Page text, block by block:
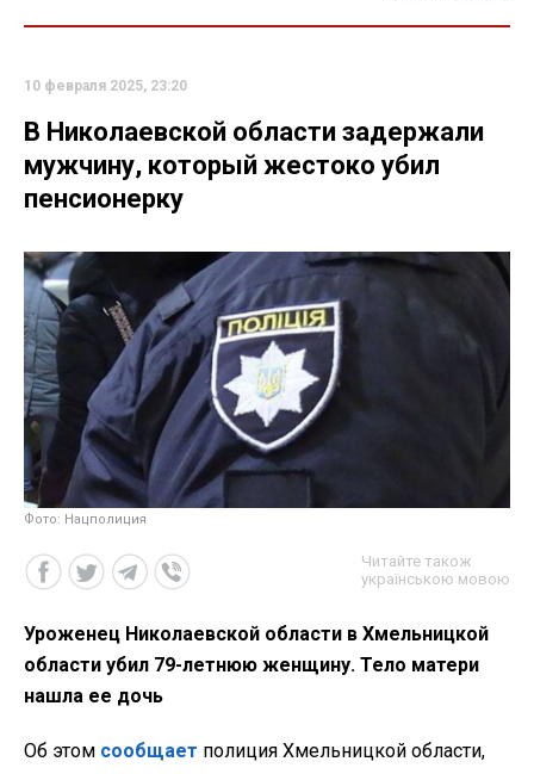
10 февраля 2025, 23:20
В Николаевской области задержали
мужчину, который жестоко убил
пенсионерку
Фото: Нацполиция
Читайте також
українською мовою
Уроженец Николаевской области в Хмельницкой
области убил 79-летнюю женщину. Тело матери
нашла ее дочь
Об этом сообщает полиция Хмельницкой области,